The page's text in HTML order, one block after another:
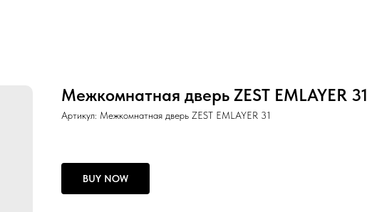
Межкомнатная дверь ZEST EMLAYER 31
Артикул: Межкомнатная дверь ZEST EMLAYER 31
BUY NOW